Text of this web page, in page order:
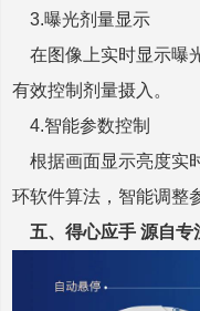
3.曝光剂量显示
在图像上实时显示曝
有效控制剂量摄入。
4.智能参数控制
根据画面显示亮度实
环软件算法，智能调整
五、 得心应手 源自专